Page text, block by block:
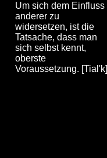
Um sich dem Einfluss
anderer zu
widersetzen, ist die
Tatsache, dass man
sich selbst kennt,
oberste
Voraussetzung. [Tial'k]